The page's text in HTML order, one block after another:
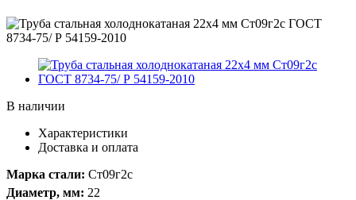
В наличии
Характеристики
Доставка и оплата
Марка стали: Ст09г2с
Диаметр, мм: 22